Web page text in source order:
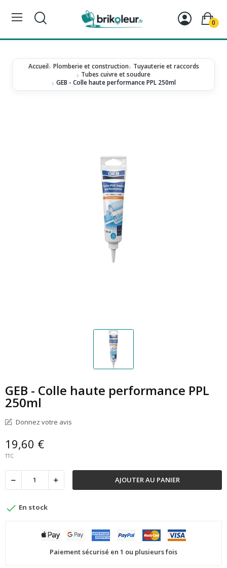
0
Accueil Plomberie et construction
Tuyauterie et raccords
Tubes cuivre et soudure
GEB - Colle haute performance PPL 250ml
GEB - Colle haute performance PPL
250ml
Donnez votre avis
19,60 €
TTC
AJOUTER AU PANIER
 En stock
Paiement sécurisé en 1 ou plusieurs fois